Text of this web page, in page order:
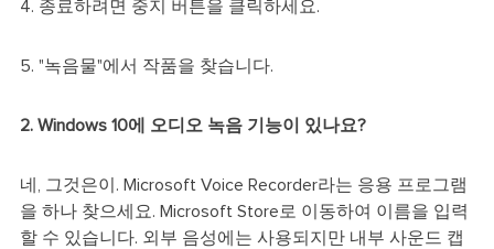
4. 종료하려면 중지 버튼을 클릭하세요.
5. "녹음물"에서 작품을 찾습니다.
2. Windows 10에 오디오 녹음 기능이 있나요?
네, 그것은이. Microsoft Voice Recorder라는 응용 프로그램
을 하나 찾으세요. Microsoft Store로 이동하여 이름을 입력
할 수 있습니다. 외부 음성에는 사용되지만 내부 사운드 캡